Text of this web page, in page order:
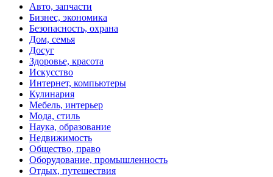
Авто, запчасти
Бизнес, экономика
Безопасность, охрана
Дом, семья
Досуг
Здоровье, красота
Искусство
Интернет, компьютеры
Кулинария
Мебель, интерьер
Мода, стиль
Наука, образование
Недвижимость
Общество, право
Оборудование, промышленность
Отдых, путешествия